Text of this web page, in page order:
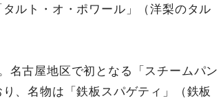
ルト・オ・ポワール」（洋梨のタル
名古屋地区で初となる「スチームパン
、名物は「鉄板スパゲティ」（鉄板